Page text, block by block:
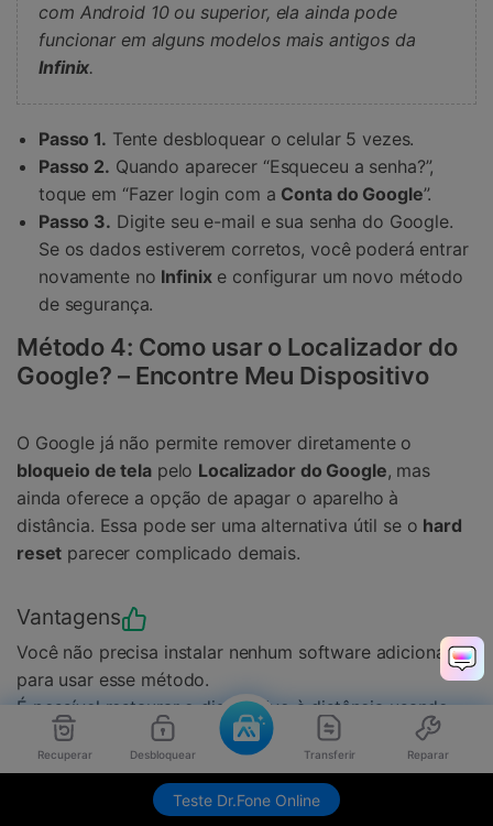
Recuperar Desbloquear Transferir Reparar
Teste Dr.Fone Online
com Android 10 ou superior, ela ainda pode
funcionar em alguns modelos mais antigos da
Infinix.
Passo 1. Tente desbloquear o celular 5 vezes.
Passo 2. Quando aparecer “Esqueceu a senha?”,
toque em “Fazer login com a Conta do Google”.
Passo 3. Digite seu e-mail e sua senha do Google.
Se os dados estiverem corretos, você poderá entrar
novamente no Infinixe configurar um novo método
de segurança.
Método 4: Como usar o Localizador do
Google? – Encontre Meu Dispositivo
O Google já não permite remover diretamente o
bloqueio de telapelo Localizador do Google, mas
ainda oferece a opção de apagar o aparelho à
distância. Essa pode ser uma alternativa útil se o hard
reset parecer complicado demais.
Vantagens
Você não precisa instalar nenhum software adicional
para usar esse método.
É possível restaurar o dispositivo à distância usando
outro celular ou um computador.
Pode ser uma alternativa prática se o hard reset manual
parecer complicado demais.